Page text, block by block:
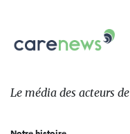
sur:
Carenews,
Le
des
Le média des acteurs